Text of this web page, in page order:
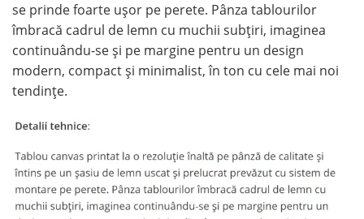
se prinde foarte ușor pe perete. Pânza tablourilor
îmbracă cadrul de lemn cu muchii subțiri, imaginea
continuându-se și pe margine pentru un design
modern, compact și minimalist, în ton cu cele mai noi
tendințe.